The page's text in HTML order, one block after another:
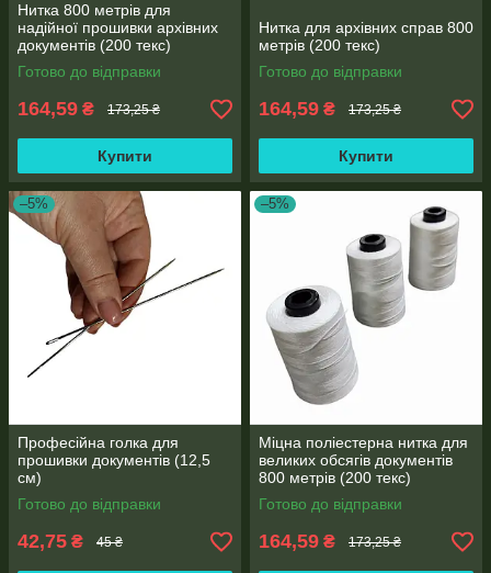
Нитка 800 метрів для
надійної прошивки архівних
документів (200 текс)
Готово до відправки
164,59 ₴ 173,25 ₴
Купити
Нитка для архівних справ 800
метрів (200 текс)
Готово до відправки
164,59 ₴ 173,25 ₴
Купити
–5%
Професійна голка для
прошивки документів (12,5
см)
Готово до відправки
42,75 ₴ 45 ₴
–5%
Міцна поліестерна нитка для
великих обсягів документів
800 метрів (200 текс)
Готово до відправки
164,59 ₴ 173,25 ₴